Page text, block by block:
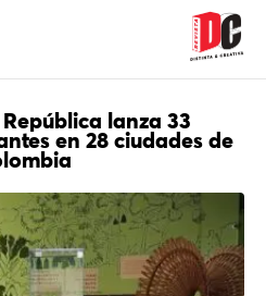
lanza 33
en 28 ciudades de